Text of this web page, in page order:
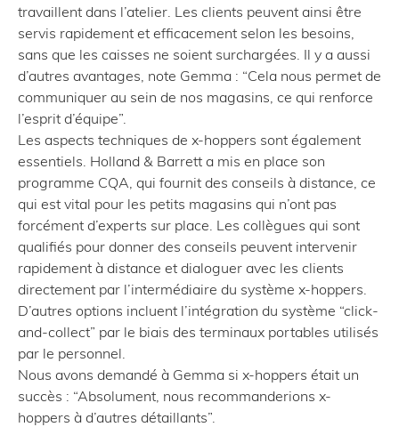
travaillent dans l’atelier. Les clients peuvent ainsi être
servis rapidement et efficacement selon les besoins,
sans que les caisses ne soient surchargées. Il y a aussi
d’autres avantages, note Gemma : “Cela nous permet de
communiquer au sein de nos magasins, ce qui renforce
l’esprit d’équipe”.
Les aspects techniques de x-hoppers sont également
essentiels. Holland & Barrett a mis en place son
programme CQA, qui fournit des conseils à distance, ce
qui est vital pour les petits magasins qui n’ont pas
forcément d’experts sur place. Les collègues qui sont
qualifiés pour donner des conseils peuvent intervenir
rapidement à distance et dialoguer avec les clients
directement par l’intermédiaire du système x-hoppers.
D’autres options incluent l’intégration du système “click-
and-collect” par le biais des terminaux portables utilisés
par le personnel.
Nous avons demandé à Gemma si x-hoppers était un
succès : “Absolument, nous recommanderions x-
hoppers à d’autres détaillants”.